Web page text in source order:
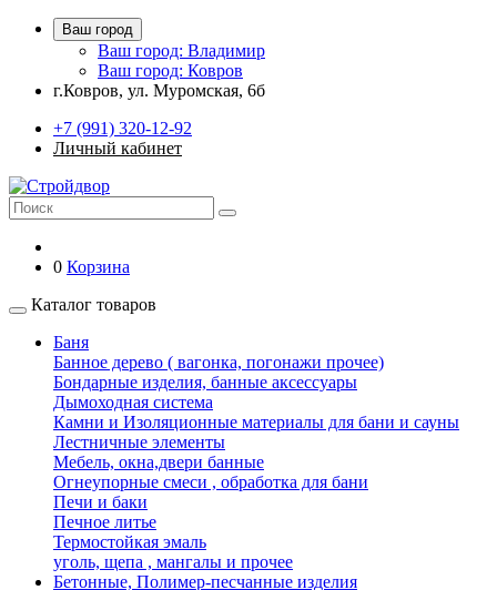
Ваш город
Ваш город: Владимир
Ваш город: Ковров
г.Ковров, ул. Муромская, 6б
+7 (991) 320-12-92
Личный кабинет
0 Корзина
Каталог товаров
Баня
Банное дерево ( вагонка, погонажи прочее)
Бондарные изделия, банные аксессуары
Дымоходная система
Камни и Изоляционные материалы для бани и сауны
Лестничные элементы
Мебель, окна,двери банные
Огнеупорные смеси , обработка для бани
Печи и баки
Печное литье
Термостойкая эмаль
уголь, щепа , мангалы и прочее
Бетонные, Полимер-песчанные изделия